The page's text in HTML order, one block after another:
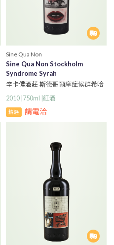
Sine Qua Non
Sine Qua Non Stockholm
Syndrome Syrah
辛卡儂酒莊 斯德哥爾摩症候群希哈
2010 |750ml |紅酒
精選 請電洽